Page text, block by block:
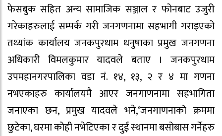
फेसबुक सहित अन्य सामाजिक सञ्जाल र फोनबाट उजुरी
गरेकाहरुलाई सम्पर्क गरी जनगणनामा सहभागी गराइएको
तथ्यांक कार्यालय जनकपुरधाम धनुषाका प्रमुख जनगणना
अधिकारी विमलकुमार यादवले बताए । जनकपुरधाम
उपमहानगरपालिका वडा नं. १४, १३, २ र ४ मा गणना
नभएकाहरु कार्यालयमै आएर जनगाणनामा सहभागिता
जनाएका छन, प्रमुख यादवले भने,‘जनगाणनाको क्रममा
छुटेका, घरमा कोही नभेटिएका र दुई स्थानमा बसोबास गर्नेहरु